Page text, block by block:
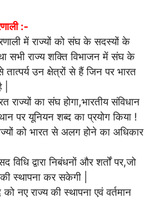
:-
में राज्यों को संघ के सदस्यों के
सभी राज्य शक्ति विभाजन में संघ के
तात्पर्य उन क्षेत्रों से हैं जिन पर भारत
का संघ होगा,भारतीय संविधान
पर यूनियन शब्द का प्रयोग किया !
को भारत से अलग होने का अधिकार
द्वारा निबंधनों और शर्तों पर,जो
स्थापना कर सकेगी |
राज्य की स्थापना एवं वर्तमान